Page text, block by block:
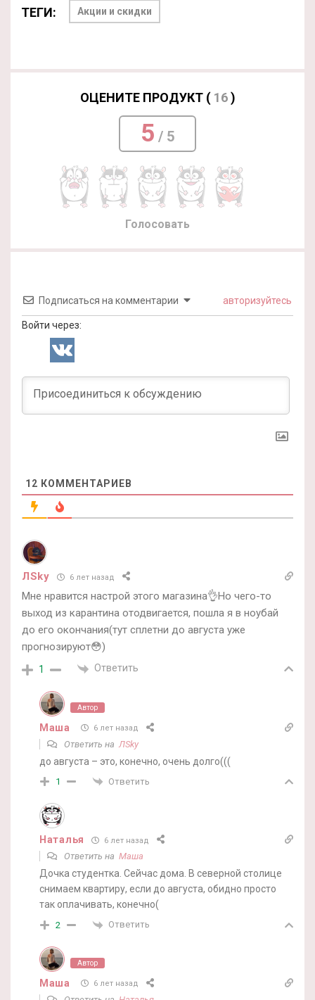
ТЕГИ: Акции и скидки
ОЦЕНИТЕ ПРОДУКТ ( 16)
5 / 5
Голосовать
Подписаться на комментарии авторизуйтесь
Войти через:
12 КОММЕНТАРИЕВ
ЛSky 6 лет назад
Мне нравится настрой этого магазина👌Но чего-то
выход из карантина отодвигается, пошла я в ноубай
до его окончания(тут сплетни до августа уже
прогнозируют😳)
1 Ответить
Автор
Маша 6 лет назад
Ответить на ЛSky
до августа – это, конечно, очень долго(((
1 Ответить
Наталья 6 лет назад
Ответить на Маша
Дочка студентка. Сейчас дома. В северной столице
снимаем квартиру, если до августа, обидно просто
так оплачивать, конечно(
2 Ответить
Автор
Маша 6 лет назад